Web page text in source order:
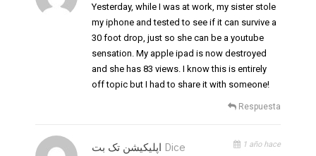
Yesterday, while I was at work, my sister stole
my iphone and tested to see if it can survive a
30 foot drop, just so she can be a youtube
sensation. My apple ipad is now destroyed
and she has 83 views. I know this is entirely
off topic but I had to share it with someone!
Respuesta
اپلیکیشن تک بت Dice 1 año hace